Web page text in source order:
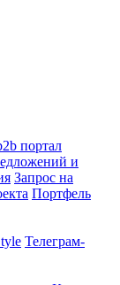
портал
и
Запрос на
Портфель
Телеграм-